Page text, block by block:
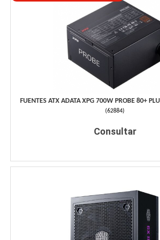
FUENTES ATX ADATA XPG 700W PROBE 80+
(62884)
Consultar